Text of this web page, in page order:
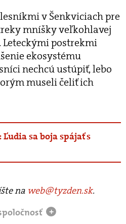
v Šenkviciach pre
mníšky veľkohlavej
postrekmi
ekosystému
nechcú ustúpiť, lebo
museli čeliť ich
sa boja spájať s
na web@tyzden.sk.
+